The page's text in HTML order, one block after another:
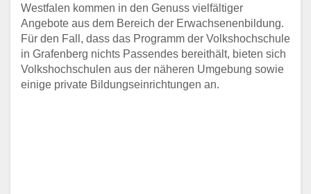
Westfalen kommen in den Genuss vielfältiger
Angebote aus dem Bereich der Erwachsenenbildung.
Für den Fall, dass das Programm der Volkshochschule
in Grafenberg nichts Passendes bereithält, bieten sich
Volkshochschulen aus der näheren Umgebung sowie
einige private Bildungseinrichtungen an.